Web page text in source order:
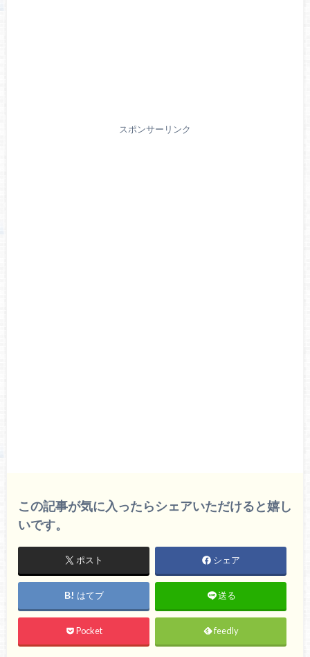
スポンサーリンク
この記事が気に入ったらシェアいただけると嬉し
いです。
ポスト シェア
はてブ 送る
Pocket feedly